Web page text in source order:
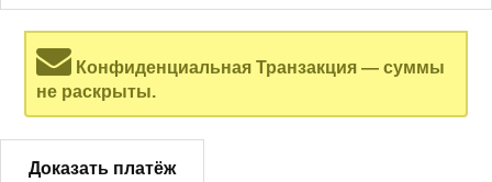
Конфиденциальная Транзакция — суммы
не раскрыты.
Доказать платёж